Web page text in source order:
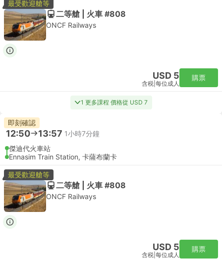
最受歡迎艙等
二等艙 | 火車 #808
ONCF Railways
USD 5
含税 每位成人
購票
1 更多課程 價格從 USD 7
即刻確認
12:50 13:57 1小時7分鐘
傑迪代火車站
Ennasim Train Station, 卡薩布蘭卡
最受歡迎艙等
二等艙 | 火車 #808
ONCF Railways
USD 5
含税 每位成人
購票